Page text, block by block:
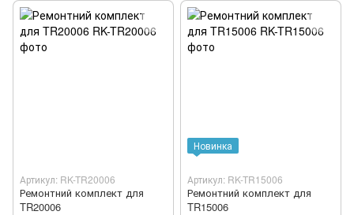
Артикул: RK-TR20006
Ремонтний комплект для
TR20006
Новинка
Артикул: RK-TR15006
Ремонтний комплект для
TR15006